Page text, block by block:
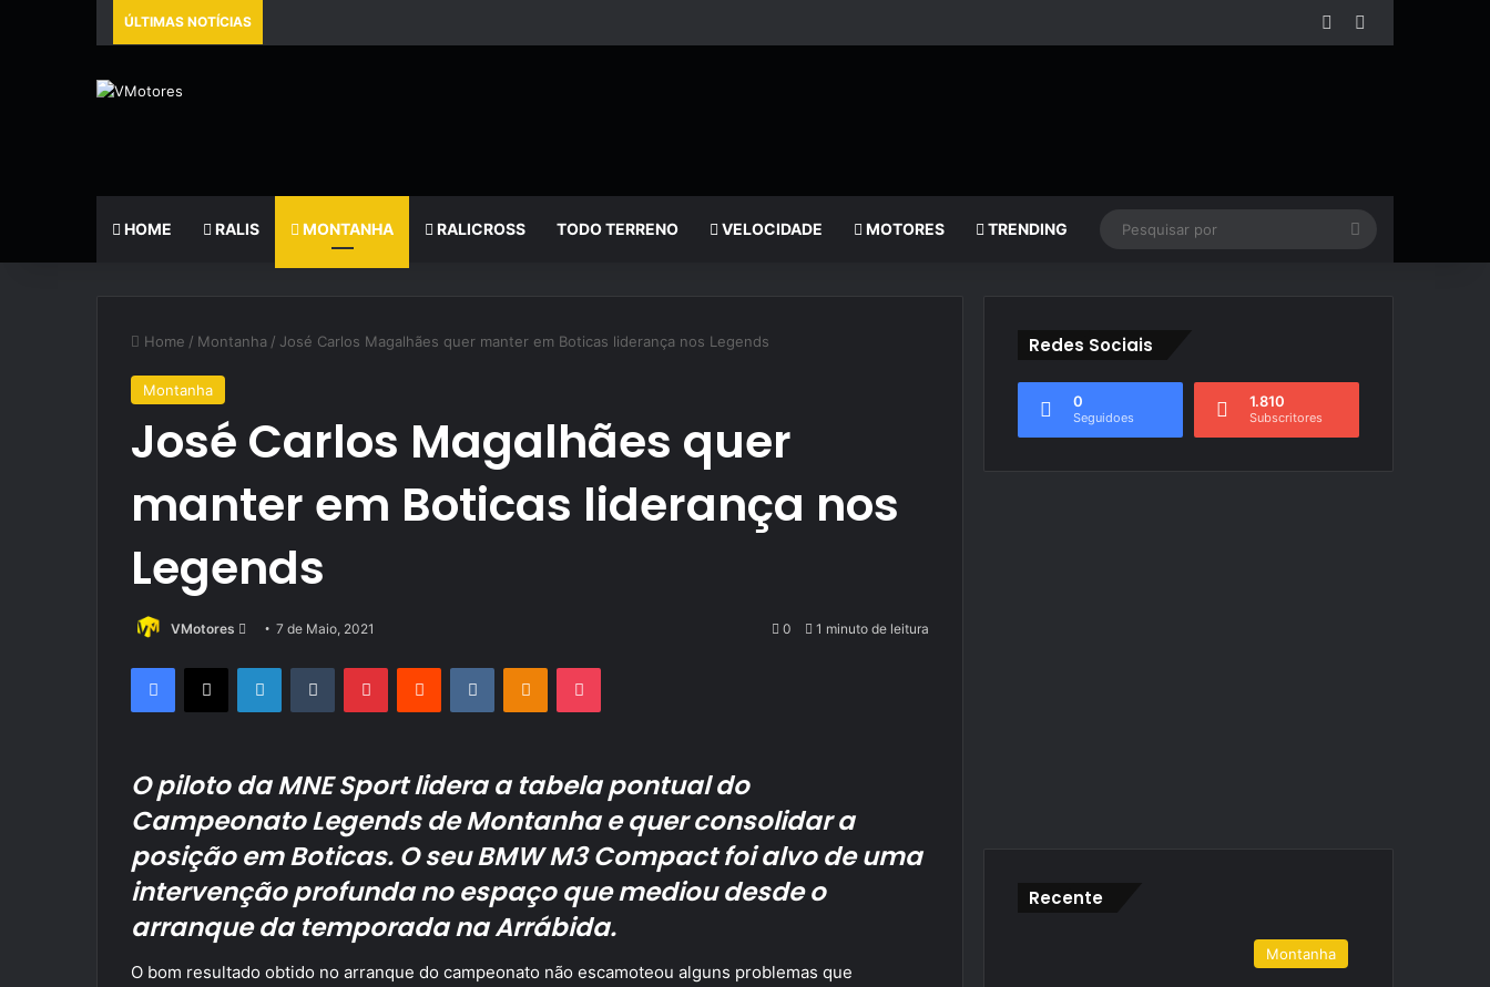
ÚLTIMAS NOTÍCIAS Facebook
HOME RALIS MONTANHA RALICROSS TODO TERRENO VELOCIDADE MOTORES TRENDING
Pesquisar
Home / Montanha / José Carlos Magalhães quer manter em Boticas liderança nos Legends
Montanha
José Carlos Magalhães quer
manter em Boticas liderança nos
Legends
VMotores
Send
email
7 de Maio, 2021 0 1 minuto de leitura
Facebook
X LinkedInTumblr PinterestReddit VKontakteOdnoklassniki
Pocket
O piloto da MNE Sport lidera a tabela pontual do
Campeonato Legends de Montanha e quer consolidar a
posição em Boticas. O seu BMW M3 Compact foi alvo de uma
intervenção profunda no espaço que mediou desde o
arranque da temporada na Arrábida.
O bom resultado obtido no arranque do campeonato não escamoteou alguns problemas que
Redes Sociais
0
Seguidoes
1.810
Subscritores
Recente
Montanha